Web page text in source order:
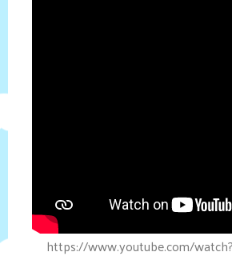
https://www.youtube.com/